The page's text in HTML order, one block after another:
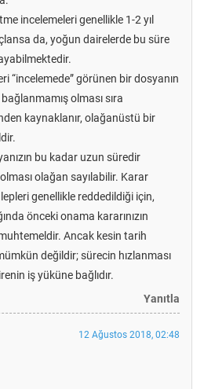
incelemeleri genellikle 1-2 yıl
da, yoğun dairelerde bu süre
“incelemede” görünen bir dosyanın
olması sıra
kaynaklanır, olağanüstü bir
bu kadar uzun süredir
olağan sayılabilir. Karar
genellikle reddedildiği için,
önceki onama kararınızın
Ancak kesin tarih
değildir; sürecin hızlanması
iş yüküne bağlıdır.
Yanıtla
12 Ağustos 2018, 02:48